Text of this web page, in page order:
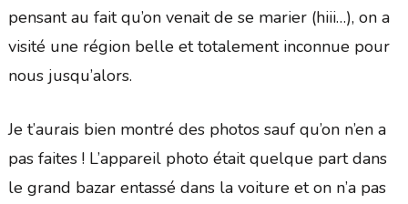
pensant au fait qu’on venait de se marier (hiii…), on a
visité une région belle et totalement inconnue pour
nous jusqu’alors.
Je t’aurais bien montré des photos sauf qu’on n’en a
pas faites ! L’appareil photo était quelque part dans
le grand bazar entassé dans la voiture et on n’a pas